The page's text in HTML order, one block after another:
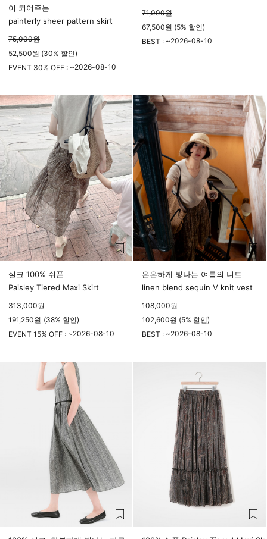
이 되어주는
painterly sheer pattern skirt
75,000원
52,500원 (30% 할인)
EVENT 30% OFF : ~2026-08-10
71,000원
67,500원 (5% 할인)
BEST : ~2026-08-10
실크 100% 쉬폰
Paisley Tiered Maxi Skirt
313,000원
191,250원 (38% 할인)
EVENT 15% OFF : ~2026-08-10
은은하게 빛나는 여름의 니트
linen blend sequin V knit vest
108,000원
102,600원 (5% 할인)
BEST : ~2026-08-10